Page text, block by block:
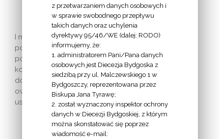
I mówił dalej Kardynał: „Wiemy, że w życiu
poszczególnych ludzi – zwłaszcza mocno
pokrzywdzonych – chwile takie mogą bardzo dużo
kosztować. O tym wiemy wszyscy. Po to, żeby dojść
do przebaczenia, każdy człowiek musi się łamać, ale
owo przełamywanie i poprawianie swego
usposobienia jest właśnie chrześcijaństwem”.
z przetwarzaniem danych osobowych i
w sprawie swobodnego przepływu
takich danych oraz uchylenia
dyrektywy 95/46/WE (dalej: RODO)
informujemy, że:
1. administratorem Pani/Pana danych
osobowych jest Diecezja Bydgoska z
siedzibą przy ul. Malczewskiego 1 w
Bydgoszczy, reprezentowana przez
Biskupa Jana Tyrawę;
2. został wyznaczony inspektor ochrony
danych w Diecezji Bydgoskiej, z którym
można skonstatować się poprzez
wiadomość e-mail: